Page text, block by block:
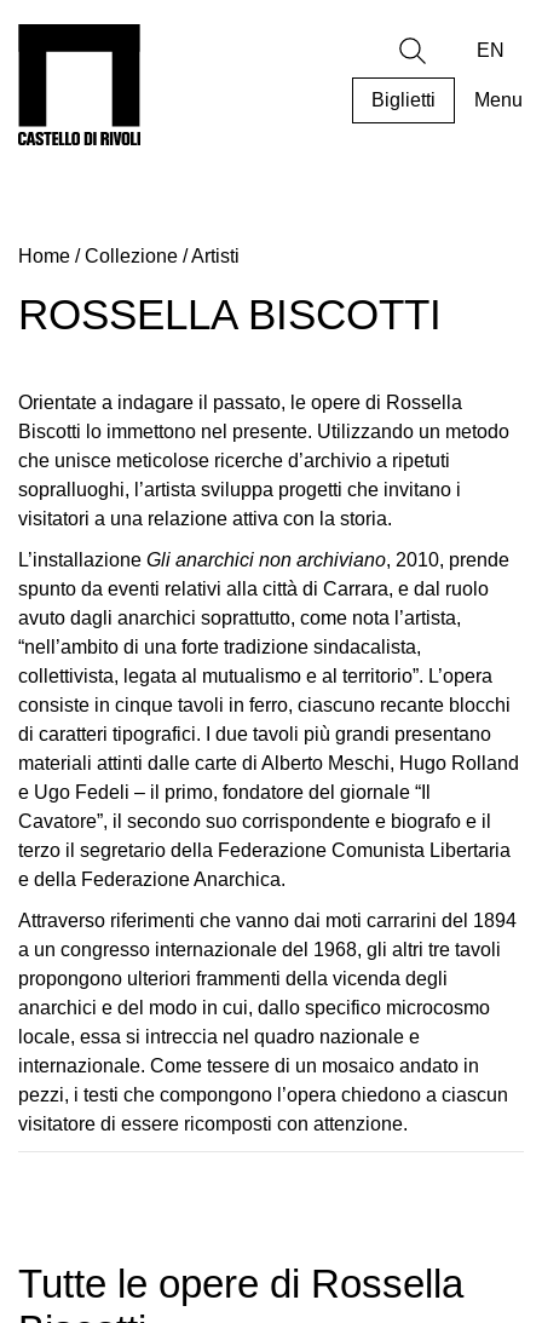
Ricerca EN
Biglietti Menu
Eventi
Archivi
del
Cosmo
Digitale
Collezione
Accessibilità
Educazione
Educazione
Formazione
Ricerca
Famiglie
Scuole
Visite
guidate
Progetto
Summer
School
Progetti
Speciali
Ricerca
Tutte
Home /Collezione /Artisti
ROSSELLA BISCOTTI
Orientate a indagare il passato, le opere di Rossella
Biscotti lo immettono nel presente. Utilizzando un metodo
che unisce meticolose ricerche d’archivio a ripetuti
sopralluoghi, l’artista sviluppa progetti che invitano i
visitatori a una relazione attiva con la storia.
L’installazione Gli anarchici non archiviano, 2010, prende
spunto da eventi relativi alla città di Carrara, e dal ruolo
avuto dagli anarchici soprattutto, come nota l’artista,
“nell’ambito di una forte tradizione sindacalista,
collettivista, legata al mutualismo e al territorio”. L’opera
consiste in cinque tavoli in ferro, ciascuno recante blocchi
di caratteri tipografici. I due tavoli più grandi presentano
materiali attinti dalle carte di Alberto Meschi, Hugo Rolland
e Ugo Fedeli – il primo, fondatore del giornale “Il
Cavatore”, il secondo suo corrispondente e biografo e il
terzo il segretario della Federazione Comunista Libertaria
e della Federazione Anarchica.
Attraverso riferimenti che vanno dai moti carrarini del 1894
a un congresso internazionale del 1968, gli altri tre tavoli
propongono ulteriori frammenti della vicenda degli
anarchici e del modo in cui, dallo specifico microcosmo
locale, essa si intreccia nel quadro nazionale e
internazionale. Come tessere di un mosaico andato in
pezzi, i testi che compongono l’opera chiedono a ciascun
visitatore di essere ricomposti con attenzione.
Tutte le opere di Rossella